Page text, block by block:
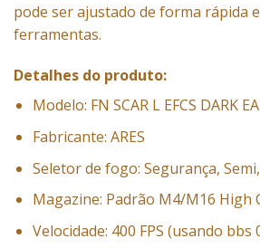
pode ser ajustado de forma rápida
ferramentas.
Detalhes do produto:
Modelo: FN SCAR L EFCS DARK
Fabricante: ARES
Seletor de fogo: Segurança,
Magazine: Padrão M4/M16 High
Velocidade: 400 FPS (usando bbs